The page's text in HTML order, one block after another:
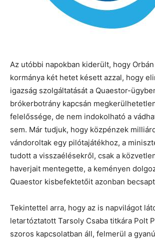
Az utóbbi napokban kiderült, hogy
kormánya két hetet késett azzal, hogy
igazság szolgáltatását a Quaestor-
brókerbotrány kapcsán
felelőssége, de nem indokolható a
sem. Már tudjuk, hogy közpénzek
vándoroltak egy pilótajátékhoz, a
tudott a visszaélésekről, csak a
haverjait mentegette, a keményen
Quaestor kisbefektetőit azonban
Tekintettel arra, hogy az is napvilágot
letartóztatott Tarsoly Csaba titkára Polt
szoros kapcsolatban áll, felmerül a